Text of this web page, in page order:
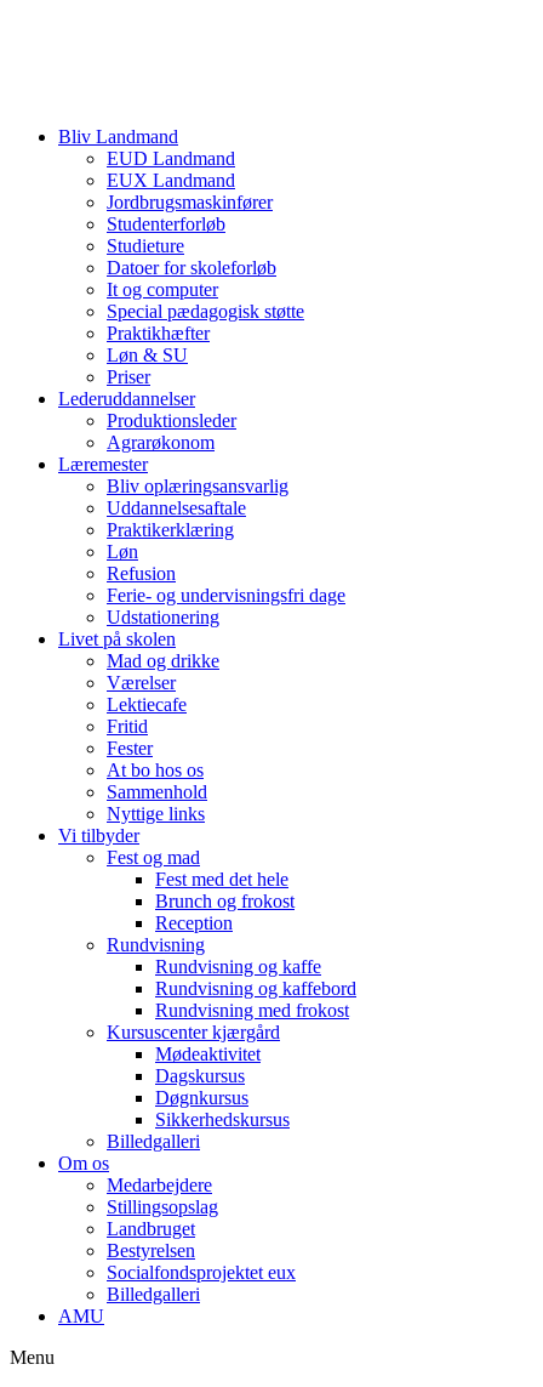
Bliv Landmand
EUD Landmand
EUX Landmand
Jordbrugsmaskinfører
Studenterforløb
Studieture
Datoer for skoleforløb
It og computer
Special pædagogisk støtte
Praktikhæfter
Løn & SU
Priser
Lederuddannelser
Produktionsleder
Agrarøkonom
Læremester
Bliv oplæringsansvarlig
Uddannelsesaftale
Praktikerklæring
Løn
Refusion
Ferie- og undervisningsfri dage
Udstationering
Livet på skolen
Mad og drikke
Værelser
Lektiecafe
Fritid
Fester
At bo hos os
Sammenhold
Nyttige links
Vi tilbyder
Fest og mad
Fest med det hele
Brunch og frokost
Reception
Rundvisning
Rundvisning og kaffe
Rundvisning og kaffebord
Rundvisning med frokost
Kursuscenter kjærgård
Mødeaktivitet
Dagskursus
Døgnkursus
Sikkerhedskursus
Billedgalleri
Om os
Medarbejdere
Stillingsopslag
Landbruget
Bestyrelsen
Socialfondsprojektet eux
Billedgalleri
AMU
Menu